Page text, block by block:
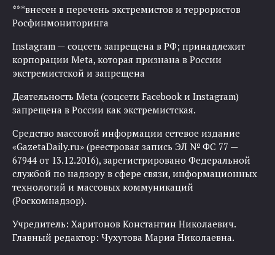
***внесен в перечень экстремистов и террористов
Росфинмониторинга
Instagram — соцсеть запрещена в РФ; принадлежит
корпорации Meta, которая признана в России
экстремистской и запрещена
Деятельность Meta (соцсети Facebook и Instagram)
запрещена в России как экстремистская.
Средство массовой информации сетевое издание
«GazetaDaily.ru» (реестровая запись ЭЛ № ФС 77 —
67944 от 13.12.2016), зарегистрировано Федеральной
службой по надзору в сфере связи, информационных
технологий и массовых коммуникаций
(Роскомнадзор).
Учредитель: Харитонов Константин Николаевич.
Главный редактор: Чухутова Мария Николаевна.